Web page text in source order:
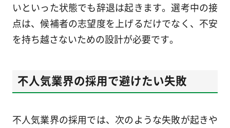
いといった状態でも辞退は起きます。選考中の接
点は、候補者の志望度を上げるだけでなく、不安
を持ち越さないための設計が必要です。
不人気業界の採用で避けたい失敗
不人気業界の採用では、次のような失敗が起きや